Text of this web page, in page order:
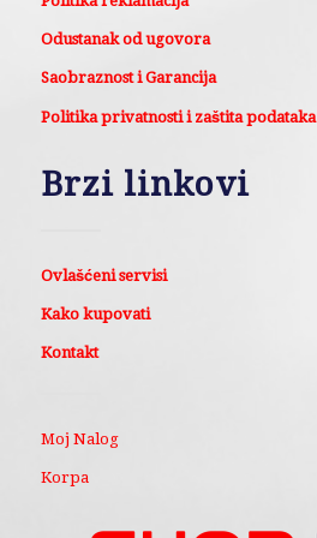
Odustanak od ugovora
Saobraznost i Garancija
Politika privatnosti i zaštita podataka
Brzi linkovi
Ovlašćeni servisi
Kako kupovati
Kontakt
Moj Nalog
Korpa